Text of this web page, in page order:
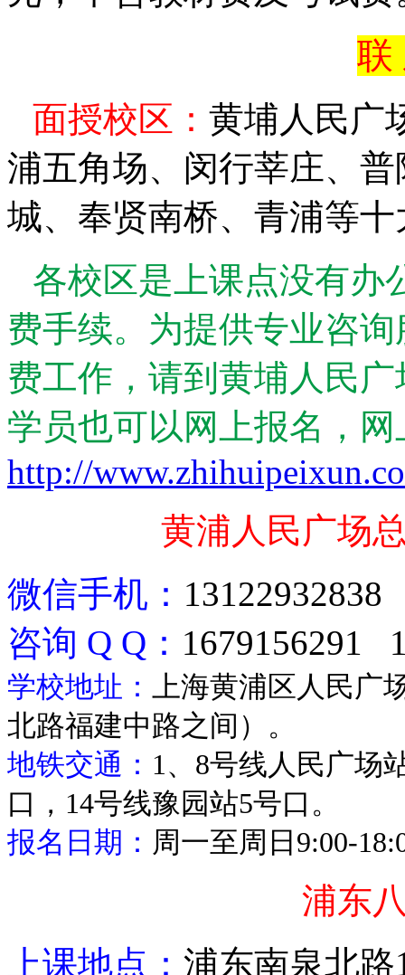
联
面授校区： 黄埔人民广
浦五角场、闵行莘庄、
城、奉贤南桥、青浦等
各校区是上课点没有办
费手续。为提供专业咨
费工作，请到黄埔人民
学员也可以网上报名，
http://
黄浦人民广场
微信手机：
咨询 Q Q ： 1679156291
学校地址： 上海黄浦区人民广
北路福建中路之间）。
地铁交通： 1、 8号线人民广场
口， 14号线豫园站5号口。
报名日期： 周一至周日 9:00-
浦东
上课地点： 浦东南泉北路